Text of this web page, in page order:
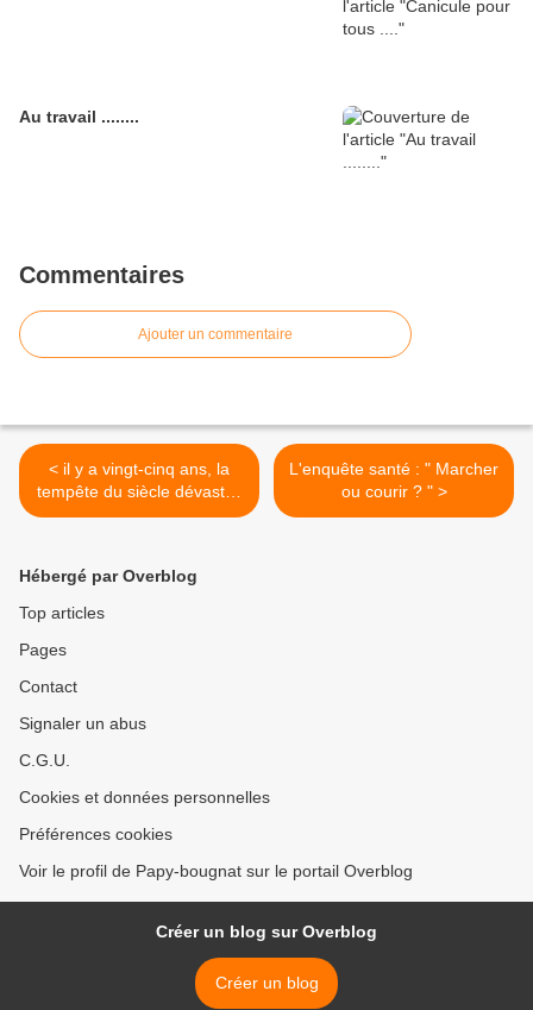
Au travail ........
Commentaires
Ajouter un commentaire
< il y a vingt-cinq ans, la
tempête du siècle dévastait
la Gironde
L'enquête santé : " Marcher
ou courir ? " >
Hébergé par Overblog
Top articles
Pages
Contact
Signaler un abus
C.G.U.
Cookies et données personnelles
Préférences cookies
Voir le profil de Papy-bougnat sur le portail Overblog
Créer un blog sur Overblog
Créer un blog